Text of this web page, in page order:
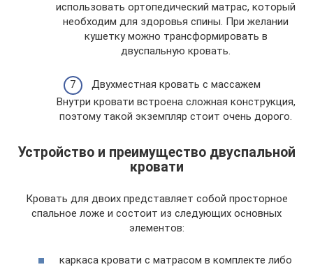
использовать ортопедический матрас, который
необходим для здоровья спины. При желании
кушетку можно трансформировать в
двуспальную кровать.
Двухместная кровать с массажем
Внутри кровати встроена сложная конструкция,
поэтому такой экземпляр стоит очень дорого.
Устройство и преимущество двуспальной
кровати
Кровать для двоих представляет собой просторное
спальное ложе и состоит из следующих основных
элементов:
каркаса кровати с матрасом в комплекте либо